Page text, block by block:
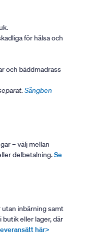
för hälsa och
och bäddmadrass
Sängben
– välj mellan
delbetalning.Se
inbärning samt
butik eller lager, där
här>